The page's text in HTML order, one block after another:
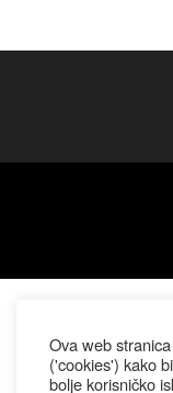
Ova web
('cookies') kako
bolje korisničko